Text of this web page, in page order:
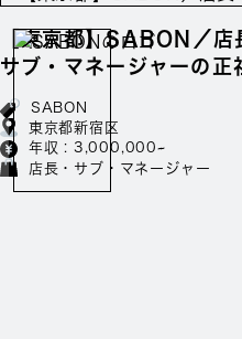
【東京都】SABON／店
サブ・マネージャーの正
SABON
東京都新宿区
年収 : 3,000,000~
店長・サブ・マネージャー